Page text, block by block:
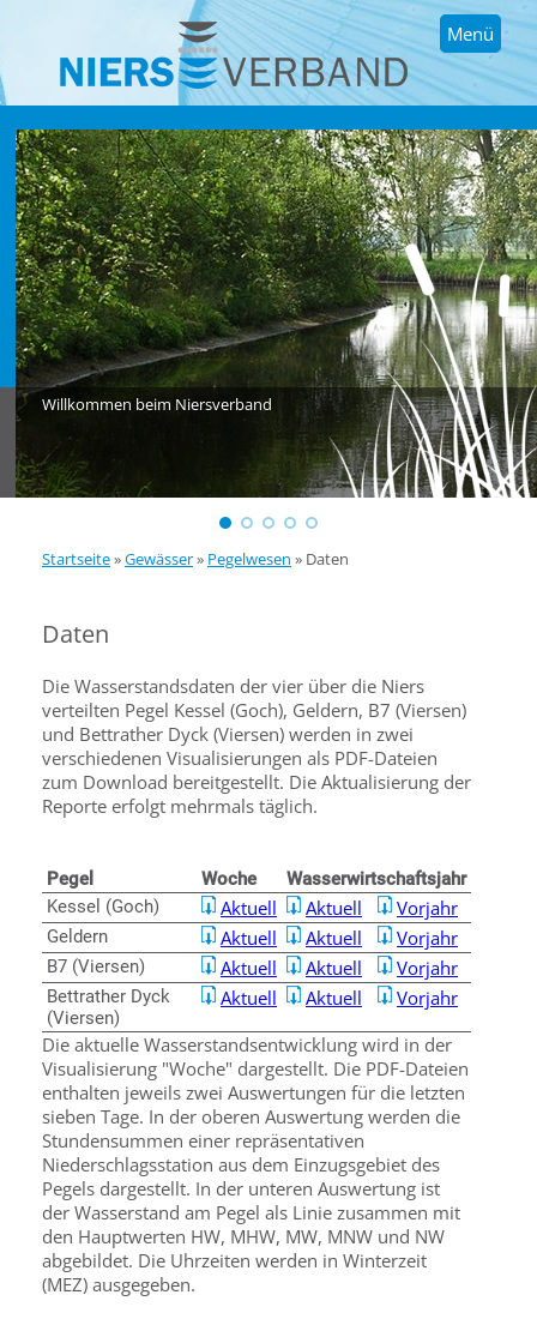
Menü
Willkommen beim Niersverband
Startseite»Gewässer» Pegelwesen » Daten
Daten
Die Wasserstandsdaten der vier über die Niers
verteilten Pegel Kessel (Goch), Geldern, B7 (Viersen)
und Bettrather Dyck (Viersen) werden in zwei
verschiedenen Visualisierungen als PDF-Dateien
zum Download bereitgestellt. Die Aktualisierung der
Reporte erfolgt mehrmals täglich.
Pegel Woche
Wasserwirtschaftsjahr
Kessel (Goch)
Aktuell Aktuell Vorjahr
Geldern Aktuell Aktuell Vorjahr
B7 (Viersen) Aktuell Aktuell Vorjahr
Bettrather Dyck
(Viersen)
Aktuell Aktuell
Vorjahr
Die aktuelle Wasserstandsentwicklung wird in der
Visualisierung "Woche" dargestellt. Die PDF-Dateien
enthalten jeweils zwei Auswertungen für die letzten
sieben Tage. In der oberen Auswertung werden die
Stundensummen einer repräsentativen
Niederschlagsstation aus dem Einzugsgebiet des
Pegels dargestellt. In der unteren Auswertung ist
der Wasserstand am Pegel als Linie zusammen mit
den Hauptwerten HW, MHW, MW, MNW und NW
abgebildet. Die Uhrzeiten werden in Winterzeit
(MEZ) ausgegeben.